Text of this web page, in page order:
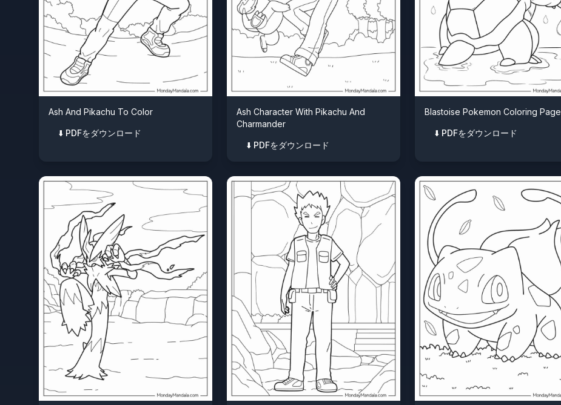
Ash And Pikachu To Color
⬇️ PDFをダウンロード
Ash Character With Pikachu And
Charmander
⬇️ PDFをダウンロード
Blastoise Pokemon Coloring Page
⬇️ PDFをダウンロード